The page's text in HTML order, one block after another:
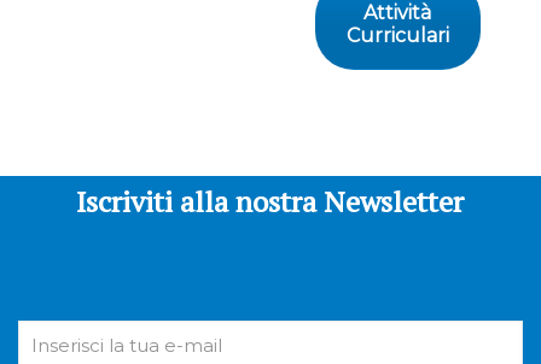
Attività
Curriculari
Iscriviti alla nostra Newsletter